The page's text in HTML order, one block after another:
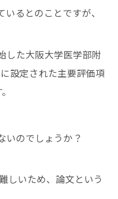
るとのことですが、
した大阪大学医学部附
設定された主要評価項
いのでしょうか？
しいため、論文という